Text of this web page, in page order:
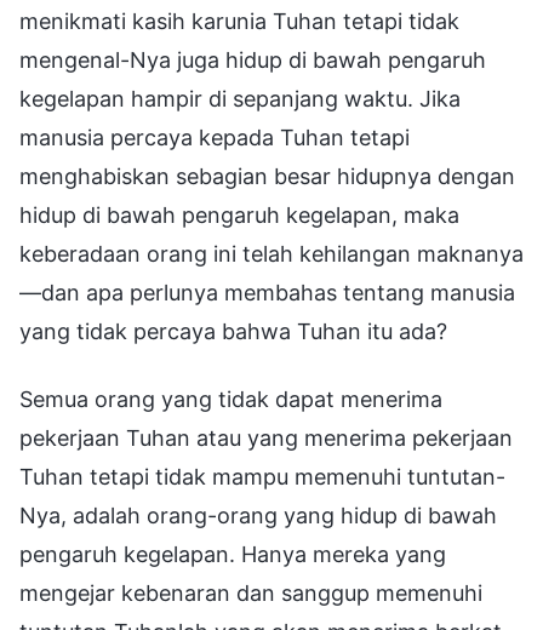
menikmati kasih karunia Tuhan tetapi tidak
mengenal-Nya juga hidup di bawah pengaruh
kegelapan hampir di sepanjang waktu. Jika
manusia percaya kepada Tuhan tetapi
menghabiskan sebagian besar hidupnya dengan
hidup di bawah pengaruh kegelapan, maka
keberadaan orang ini telah kehilangan maknanya
—dan apa perlunya membahas tentang manusia
yang tidak percaya bahwa Tuhan itu ada?
Semua orang yang tidak dapat menerima
pekerjaan Tuhan atau yang menerima pekerjaan
Tuhan tetapi tidak mampu memenuhi tuntutan-
Nya, adalah orang-orang yang hidup di bawah
pengaruh kegelapan. Hanya mereka yang
mengejar kebenaran dan sanggup memenuhi